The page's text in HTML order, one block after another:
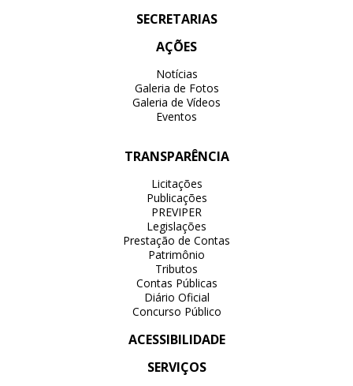
SECRETARIAS
AÇÕES
Notícias
Galeria de Fotos
Galeria de Vídeos
Eventos
TRANSPARÊNCIA
Licitações
Publicações
PREVIPER
Legislações
Prestação de Contas
Patrimônio
Tributos
Contas Públicas
Diário Oficial
Concurso Público
ACESSIBILIDADE
SERVIÇOS